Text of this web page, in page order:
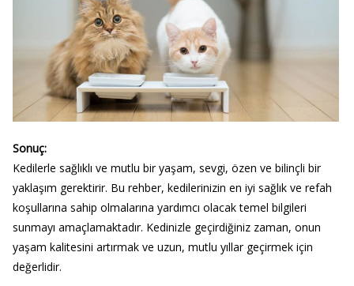
Sonuç:
Kedilerle sağlıklı ve mutlu bir yaşam, sevgi, özen ve bilinçli bir
yaklaşım gerektirir. Bu rehber, kedilerinizin en iyi sağlık ve refah
koşullarına sahip olmalarına yardımcı olacak temel bilgileri
sunmayı amaçlamaktadır. Kedinizle geçirdiğiniz zaman, onun
yaşam kalitesini artırmak ve uzun, mutlu yıllar geçirmek için
değerlidir.